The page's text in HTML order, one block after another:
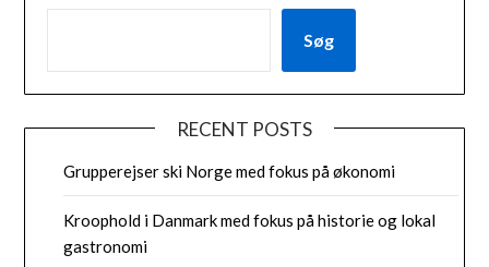
Søg
RECENT POSTS
Grupperejser ski Norge med fokus på økonomi
Kroophold i Danmark med fokus på historie og lokal
gastronomi